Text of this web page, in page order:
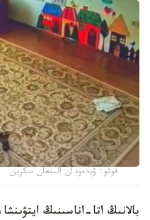
فوتو: ۆيدەودان الىنعان سكرين
بالانىڭ اتا-اناسىنىڭ